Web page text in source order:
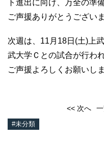
ト進出に向け、万全の準
ご声援ありがとうござい
次週は、11月18日(土)上
武大学Ｃとの試合が行われ
ご声援よろしくお願いしま
<< 次へ
#未分類